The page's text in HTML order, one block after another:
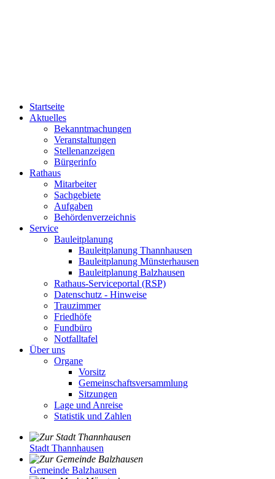
Startseite
Aktuelles
Bekanntmachungen
Veranstaltungen
Stellenanzeigen
Bürgerinfo
Rathaus
Mitarbeiter
Sachgebiete
Aufgaben
Behördenverzeichnis
Service
Bauleitplanung
Bauleitplanung Thannhausen
Bauleitplanung Münsterhausen
Bauleitplanung Balzhausen
Rathaus-Serviceportal (RSP)
Datenschutz - Hinweise
Trauzimmer
Friedhöfe
Fundbüro
Notfalltafel
Über uns
Organe
Vorsitz
Gemeinschaftsversammlung
Sitzungen
Lage und Anreise
Statistik und Zahlen
Stadt Thannhausen
Gemeinde Balzhausen